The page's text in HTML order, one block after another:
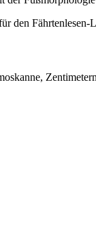
den Fährtenlesen-